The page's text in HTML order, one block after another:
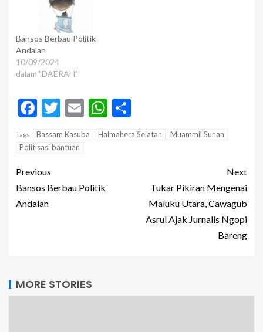
Bansos Berbau Politik
Andalan
10/09/2024
dalam "DAERAH"
Facebook
Twitter
EmailWhatsApp
Tags: Bassam Kasuba Halmahera Selatan
Muammil Sunan
Politisasi bantuan
Previous
Bansos Berbau Politik
Andalan
Next
Tukar Pikiran Mengenai
Maluku Utara, Cawagub
Asrul Ajak Jurnalis Ngopi
Bareng
MORE STORIES